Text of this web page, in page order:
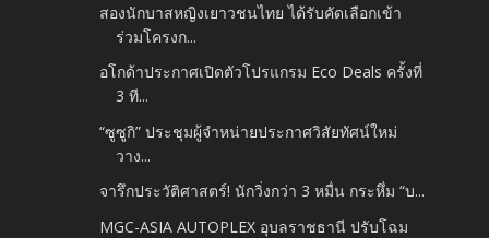
สองนักบาสหญิงเยาวชนไทย ได้รับคัดเลือกเข้า
ร่วมโครงก...
อโกด้าประกาศเปิดตัวโปรแกรม Eco Deals ครั้งที่
3 ที...
“ซูซูกิ” ประชุมผู้จำหน่ายประกาศวิสัยทัศน์ใหม่
วาง...
จารึกประวัติศาสตร์! นักวิ่งกว่า 3 หมื่น กระหึ่ม “บ...
MGC-ASIA AUTOPLEX อุบลราชธานี ปรับโฉม